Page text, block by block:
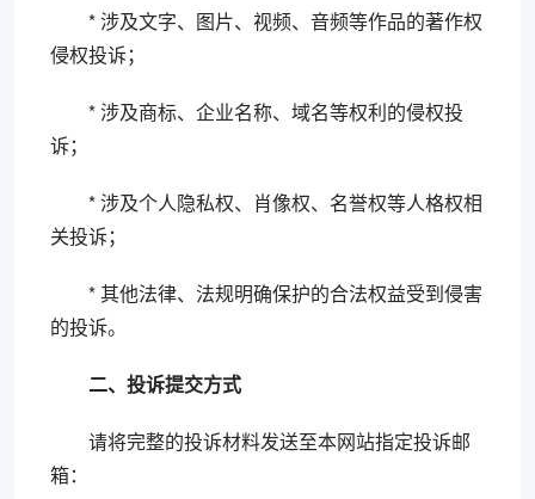
* 涉及文字、图片、视频、音频等作品的著作权
侵权投诉；
* 涉及商标、企业名称、域名等权利的侵权投
诉；
* 涉及个人隐私权、肖像权、名誉权等人格权相
关投诉；
* 其他法律、法规明确保护的合法权益受到侵害
的投诉。
二、投诉提交方式
请将完整的投诉材料发送至本网站指定投诉邮
箱：